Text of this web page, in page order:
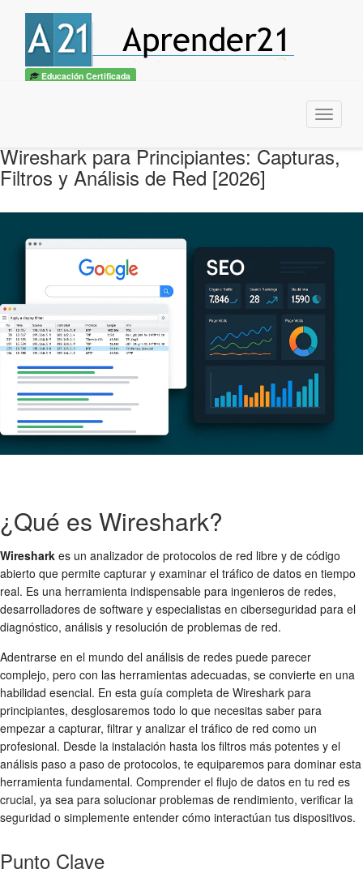
Educación Certificada
Menu
Wireshark para Principiantes: Capturas,
Filtros y Análisis de Red [2026]
¿Qué es Wireshark?
Wireshark es un analizador de protocolos de red libre y de código
abierto que permite capturar y examinar el tráfico de datos en tiempo
real. Es una herramienta indispensable para ingenieros de redes,
desarrolladores de software y especialistas en ciberseguridad para el
diagnóstico, análisis y resolución de problemas de red.
Adentrarse en el mundo del análisis de redes puede parecer
complejo, pero con las herramientas adecuadas, se convierte en una
habilidad esencial. En esta guía completa de Wireshark para
principiantes, desglosaremos todo lo que necesitas saber para
empezar a capturar, filtrar y analizar el tráfico de red como un
profesional. Desde la instalación hasta los filtros más potentes y el
análisis paso a paso de protocolos, te equiparemos para dominar esta
herramienta fundamental. Comprender el flujo de datos en tu red es
crucial, ya sea para solucionar problemas de rendimiento, verificar la
seguridad o simplemente entender cómo interactúan tus dispositivos.
Punto Clave